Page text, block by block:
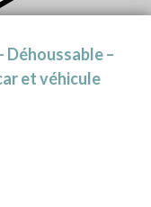
Déhoussable –
et véhicule